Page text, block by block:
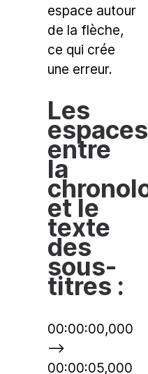
espace autour
de la flèche,
ce qui crée
une erreur.
Les
espaces
entre
la
et le
texte
des
sous-
titres :
00:00:00,000
-->
00:00:05,000